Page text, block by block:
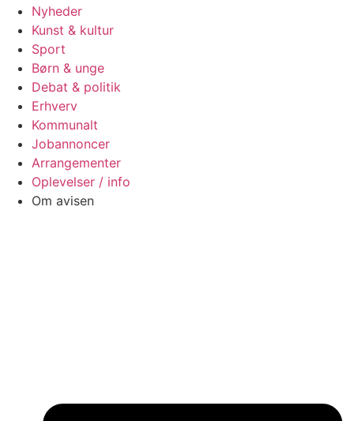
Nyheder
Kunst & kultur
Sport
Børn & unge
Debat & politik
Erhverv
Kommunalt
Jobannoncer
Arrangementer
Oplevelser / info
Om avisen